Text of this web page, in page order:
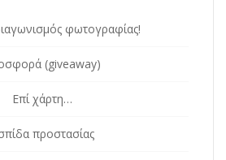
φωτογραφίας!
(giveaway)
Επί χάρτη…
προστασίας